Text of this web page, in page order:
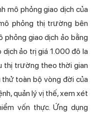
mô phỏng giao dịch của
phỏng thị trường bên
phỏng giao dịch ảo bằng
ảo trị giá 1.000 đô la
thị trường theo thời gian
toàn bộ vòng đời của
quản lý vị thế, xem xét
vốn thực. Ứng dụng